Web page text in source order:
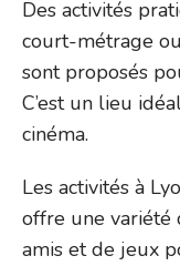
Des activités
court-métrage
sont proposés
C’est un lieu
cinéma.
Les activités à
offre une variété
amis et de jeux